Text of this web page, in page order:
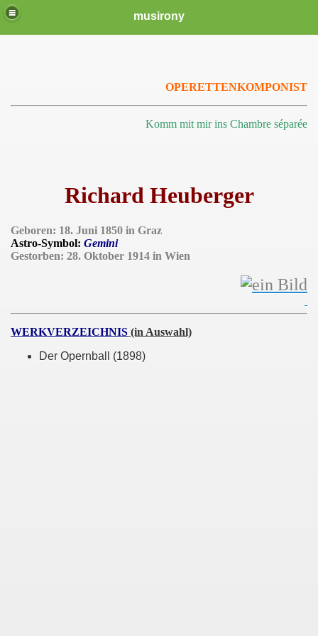
musirony
OPERETTENKOMPONIST
Komm mit mir ins Chambre séparée
Richard Heuberger
Geboren: 18. Juni 1850 in Graz
Astro-Symbol: Gemini
Gestorben: 28. Oktober 1914 in Wien
WERKVERZEICHNIS (in Auswahl)
Der Opernball (1898)